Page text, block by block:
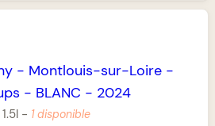
- Montlouis-sur-Loire-
- BLANC - 2024
1.5l- 1 disponible